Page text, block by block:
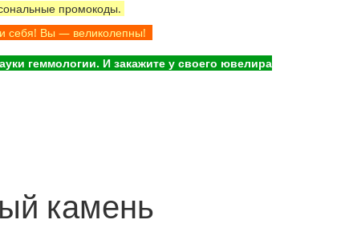
промокоды.
и себя! Вы — великолепны!
геммологии. И закажите у своего ювелира
камень